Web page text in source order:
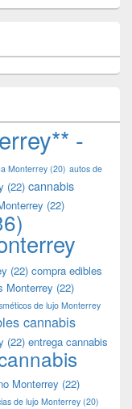
-
Monterrey (20) autos de
(22) cannabis
(22)
(22) compra edibles
Monterrey (22)
de lujo Monterrey
cannabis
(22) entrega cannabis
Monterrey (22)
de lujo Monterrey (20)